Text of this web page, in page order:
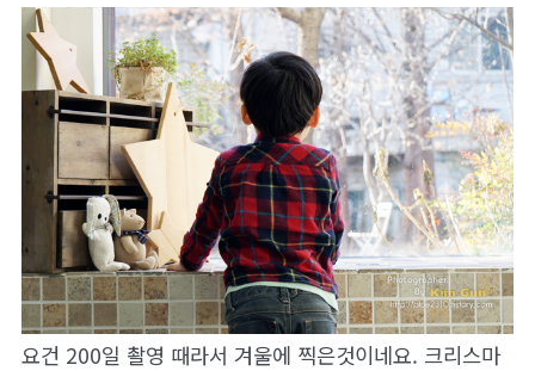
요건 200일 촬영 때라서 겨울에 찍은것이네요. 크리스마